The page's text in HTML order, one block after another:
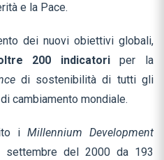
e la Pace.
dei nuovi obiettivi globali,
200 indicatoriper la
di sostenibilità di tutti gli
cambiamento mondiale.
i Millennium Development
settembre del 2000 da 193